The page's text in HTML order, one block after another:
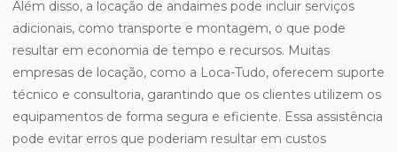
Além disso, a locação de andaimes pode incluir serviços
adicionais, como transporte e montagem, o que pode
resultar em economia de tempo e recursos. Muitas
empresas de locação, como a Loca-Tudo, oferecem suporte
técnico e consultoria, garantindo que os clientes utilizem os
equipamentos de forma segura e eficiente. Essa assistência
pode evitar erros que poderiam resultar em custos